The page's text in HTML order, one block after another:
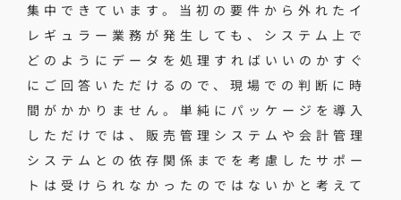
集中できています。当初の要件から外れたイ
レギュラー業務が発生しても、システム上で
どのようにデータを処理すればいいのかすぐ
にご回答いただけるので、現場での判断に時
間がかかりません。単純にパッケージを導入
しただけでは、販売管理システムや会計管理
システムとの依存関係までを考慮したサポー
トは受けられなかったのではないかと考えて